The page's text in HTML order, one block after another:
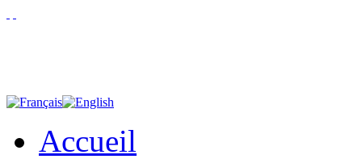
Accueil